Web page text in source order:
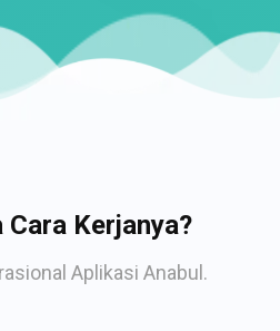
Cara Kerjanya?
Aplikasi Anabul.